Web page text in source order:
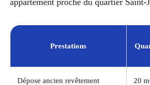
Prestations
Dépose ancien revêtement 20